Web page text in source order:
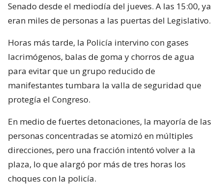
Senado desde el mediodía del jueves. A las 15:00, ya
eran miles de personas a las puertas del Legislativo.
Horas más tarde, la Policía intervino con gases
lacrimógenos, balas de goma y chorros de agua
para evitar que un grupo reducido de
manifestantes tumbara la valla de seguridad que
protegía el Congreso.
En medio de fuertes detonaciones, la mayoría de las
personas concentradas se atomizó en múltiples
direcciones, pero una fracción intentó volver a la
plaza, lo que alargó por más de tres horas los
choques con la policía.